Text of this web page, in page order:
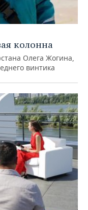
колонна
Олега Жогина,
винтика